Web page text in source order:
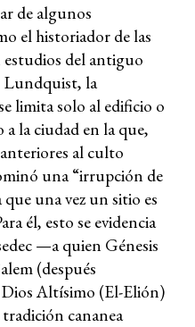
de algunos
el historiador de las
estudios del antiguo
Lundquist, la
limita solo al edificio o
la ciudad en la que,
al culto
una “irrupción de
una vez un sitio es
él, esto se evidencia
—a quien Génesis
(después
Dios Altísimo (El-Elión)
cananea